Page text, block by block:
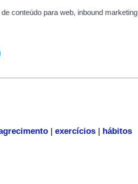
conteúdo para web, inbound
| exercícios| hábitos